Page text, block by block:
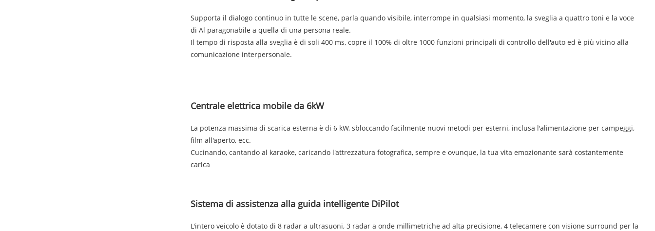
Supporta il dialogo continuo in tutte le scene, parla quando visibile, interrompe in qualsiasi momento, la sveglia a quattro toni e la voce
di Al paragonabile a quella di una persona reale.
Il tempo di risposta alla sveglia è di soli 400 ms, copre il 100% di oltre 1000 funzioni principali di controllo dell'auto ed è più vicino alla
comunicazione interpersonale.
Centrale elettrica mobile da 6kW
La potenza massima di scarica esterna è di 6 kW, sbloccando facilmente nuovi metodi per esterni, inclusa l'alimentazione per campeggi,
film all'aperto, ecc.
Cucinando, cantando al karaoke, caricando l'attrezzatura fotografica, sempre e ovunque, la tua vita emozionante sarà costantemente
carica
Sistema di assistenza alla guida intelligente DiPilot
L'intero veicolo è dotato di 8 radar a ultrasuoni, 3 radar a onde millimetriche ad alta precisione, 4 telecamere con visione surround per la